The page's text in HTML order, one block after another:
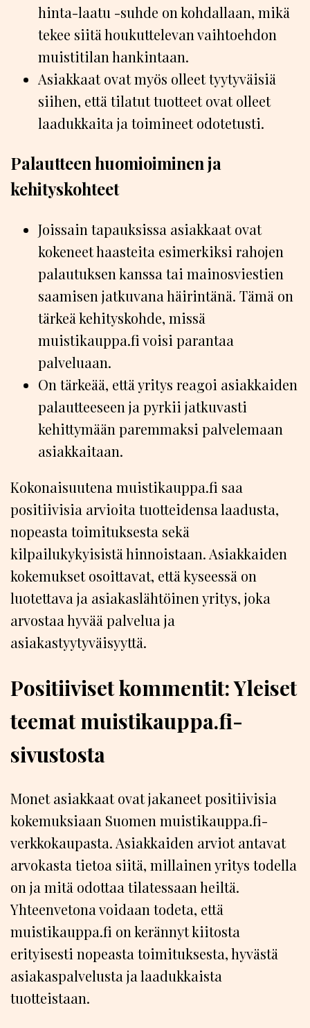
hinta-laatu -suhde on kohdallaan, mikä
tekee siitä houkuttelevan vaihtoehdon
muistitilan hankintaan.
Asiakkaat ovat myös olleet tyytyväisiä
siihen, että tilatut tuotteet ovat olleet
laadukkaita ja toimineet odotetusti.
Palautteen huomioiminen ja
kehityskohteet
Joissain tapauksissa asiakkaat ovat
kokeneet haasteita esimerkiksi rahojen
palautuksen kanssa tai mainosviestien
saamisen jatkuvana häirintänä. Tämä on
tärkeä kehityskohde, missä
muistikauppa.fi voisi parantaa
palveluaan.
On tärkeää, että yritys reagoi asiakkaiden
palautteeseen ja pyrkii jatkuvasti
kehittymään paremmaksi palvelemaan
asiakkaitaan.
Kokonaisuutena muistikauppa.fi saa
positiivisia arvioita tuotteidensa laadusta,
nopeasta toimituksesta sekä
kilpailukykyisistä hinnoistaan. Asiakkaiden
kokemukset osoittavat, että kyseessä on
luotettava ja asiakaslähtöinen yritys, joka
arvostaa hyvää palvelua ja
asiakastyytyväisyyttä.
Positiiviset kommentit: Yleiset
teemat muistikauppa.fi-
sivustosta
Monet asiakkaat ovat jakaneet positiivisia
kokemuksiaan Suomen muistikauppa.fi-
verkkokaupasta. Asiakkaiden arviot antavat
arvokasta tietoa siitä, millainen yritys todella
on ja mitä odottaa tilatessaan heiltä.
Yhteenvetona voidaan todeta, että
muistikauppa.fi on kerännyt kiitosta
erityisesti nopeasta toimituksesta, hyvästä
asiakaspalvelusta ja laadukkaista
tuotteistaan.